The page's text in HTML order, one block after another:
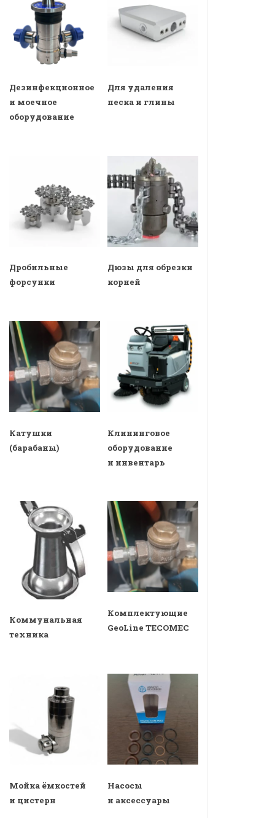
Дезинфекционное
и моечное
оборудование
Для удаления
песка и глины
Дробильные
форсунки
Дюзы для обрезки
корней
Катушки
(барабаны)
Клининговое
оборудование
и инвентарь
Коммунальная
техника
Комплектующие
GeoLine TECOMEC
Мойка ёмкостей
и цистерн
Насосы
и аксессуары